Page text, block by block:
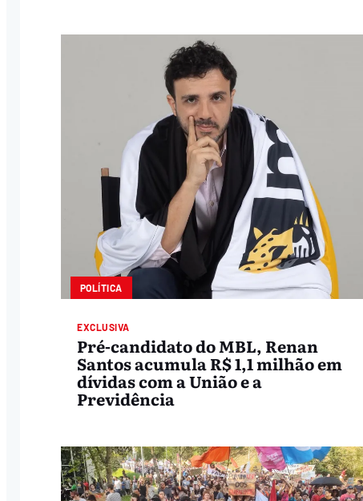
POLÍTICA
EXCLUSIVA
Pré-candidato do MBL, Renan
Santos acumula R$ 1,1 milhão em
dívidas com a União e a
Previdência